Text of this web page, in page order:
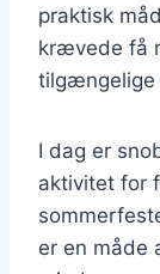
praktisk
krævede få
tilgængelige
I dag er
aktivitet for
er en måde